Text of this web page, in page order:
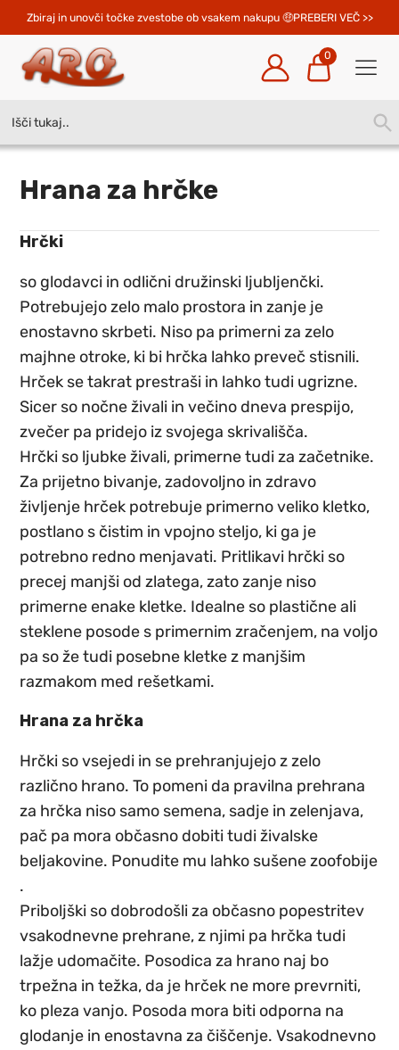
Zbiraj in unovči točke zvestobe ob vsakem nakupu PREBERI VEČ >>
0
for:
Hrana za hrčke
Hrčki
so glodavci in odlični družinski ljubljenčki.
Potrebujejo zelo malo prostora in zanje je
enostavno skrbeti. Niso pa primerni za zelo
majhne otroke, ki bi hrčka lahko preveč stisnili.
Hrček se takrat prestraši in lahko tudi ugrizne.
Sicer so nočne živali in večino dneva prespijo,
zvečer pa pridejo iz svojega skrivališča.
Hrčki so ljubke živali, primerne tudi za začetnike.
Za prijetno bivanje, zadovoljno in zdravo
življenje hrček potrebuje primerno veliko kletko,
postlano s čistim invpojno steljo, ki ga je
potrebno redno menjavati. Pritlikavi hrčki so
precej manjši od zlatega, zato zanje niso
primerne enake kletke. Idealne so plastične ali
steklene posode s primernim zračenjem, na voljo
pa so že tudi posebne kletke z manjšim
razmakom med rešetkami.
Hrana za hrčka
Hrčki so vsejedi in se prehranjujejo z zelo
različno hrano. To pomeni da pravilna prehrana
za hrčka niso samo semena, sadje in zelenjava,
pač pa mora občasno dobiti tudi živalske
beljakovine. Ponudite mu lahko sušene zoofobije
.
Priboljški so dobrodošli za občasno popestritev
vsakodnevne prehrane, z njimi pa hrčka tudi
lažje udomačite. Posodica za hrano naj bo
trpežna in težka, da je hrček ne more prevrniti,
ko pleza vanjo. Posoda mora biti odporna na
glodanje in enostavna za čiščenje. Vsakodnevno